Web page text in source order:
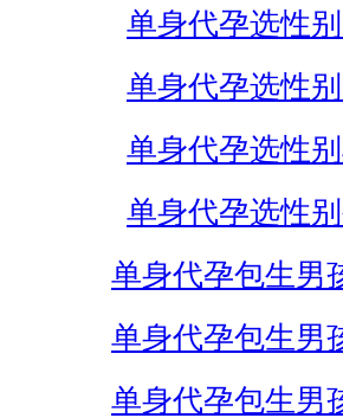
单身代孕选性
单身代孕选性
单身代孕选性
单身代孕选性
单身代孕包生男
单身代孕包生男
单身代孕包生男